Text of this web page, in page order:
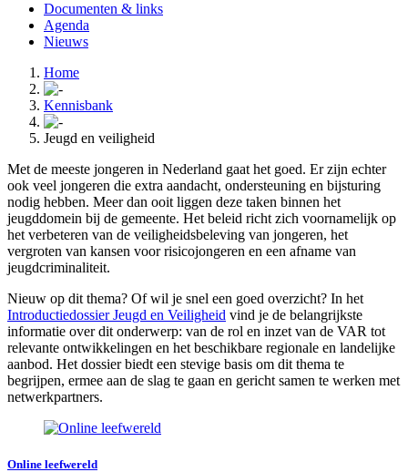
Documenten & links
Agenda
Nieuws
Home
Kennisbank
Jeugd en veiligheid
Met de meeste jongeren in Nederland gaat het goed. Er zijn echter
ook veel jongeren die extra aandacht, ondersteuning en bijsturing
nodig hebben. Meer dan ooit liggen deze taken binnen het
jeugddomein bij de gemeente. Het beleid richt zich voornamelijk op
het verbeteren van de veiligheidsbeleving van jongeren, het
vergroten van kansen voor risicojongeren en een afname van
jeugdcriminaliteit.
Nieuw op dit thema? Of wil je snel een goed overzicht? In het
Introductiedossier Jeugd en Veiligheid vind je de belangrijkste
informatie over dit onderwerp: van de rol en inzet van de VAR tot
relevante ontwikkelingen en het beschikbare regionale en landelijke
aanbod. Het dossier biedt een stevige basis om dit thema te
begrijpen, ermee aan de slag te gaan en gericht samen te werken met
netwerkpartners.
Online leefwereld